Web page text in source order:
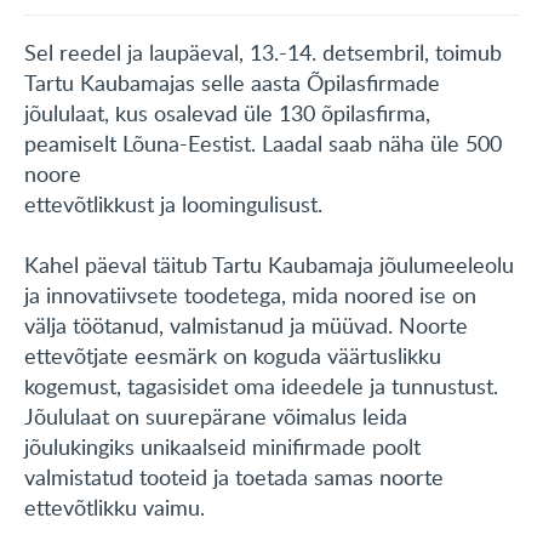
English
Sel reedel ja laupäeval, 13.-14. detsembril, toimub
Tartu Kaubamajas selle aasta Õpilasfirmade
jõululaat, kus osalevad üle 130 õpilasfirma,
peamiselt Lõuna-Eestist. Laadal saab näha üle 500
noore
ettevõtlikkust ja loomingulisust.
Kahel päeval täitub Tartu Kaubamaja jõulumeeleolu
ja innovatiivsete toodetega, mida noored ise on
välja töötanud, valmistanud ja müüvad. Noorte
ettevõtjate eesmärk on koguda väärtuslikku
kogemust, tagasisidet oma ideedele ja tunnustust.
Jõululaat on suurepärane võimalus leida
jõulukingiks unikaalseid minifirmade poolt
valmistatud tooteid ja toetada samas noorte
ettevõtlikku vaimu.